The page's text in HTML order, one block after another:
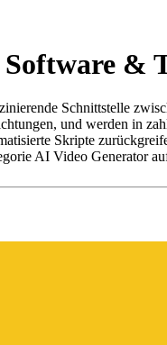
&
Schnittstelle
und werden in
Skripte
AI Video Generator